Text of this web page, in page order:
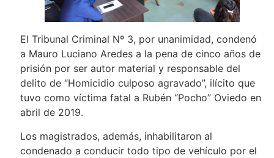
El Tribunal Criminal Nº 3, por unanimidad, condenó
a Mauro Luciano Aredes a la pena de cinco años de
prisión por ser autor material y responsable del
delito de “Homicidio culposo agravado”, ilícito que
tuvo como víctima fatal a Rubén “Pocho” Oviedo en
abril de 2019.
Los magistrados, además, inhabilitaron al
condenado a conducir todo tipo de vehículo por el